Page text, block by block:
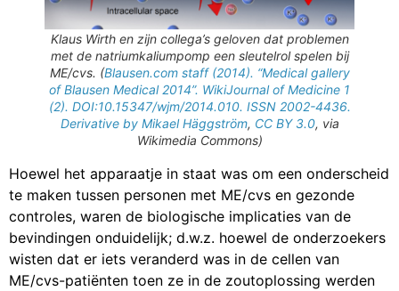
Klaus Wirth en zijn collega’s geloven dat problemen
met de natriumkaliumpomp een sleutelrol spelen bij
ME/cvs. (Blausen.com staff (2014). “Medical gallery
of Blausen Medical 2014”. WikiJournal of Medicine 1
(2). DOI:10.15347/wjm/2014.010. ISSN 2002-4436.
Derivative by Mikael Häggström, CC BY 3.0, via
Wikimedia Commons)
Hoewel het apparaatje in staat was om een onderscheid
te maken tussen personen met ME/cvs en gezonde
controles, waren de biologische implicaties van de
bevindingen onduidelijk; d.w.z. hoewel de onderzoekers
wisten dat er iets veranderd was in de cellen van
ME/cvs-patiënten toen ze in de zoutoplossing werden